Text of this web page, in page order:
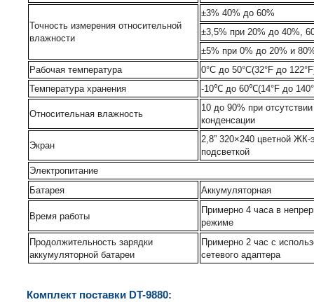
Точность измерения относительной
влажности
±3% 40% до 60%
±3,5% при 20% до 40%,
±5% при 0% до 20% и
Рабочая температура
0°C до 50°C(32°F до
Температура хранения
-10℃ до 60℃(14°F до
Относительная влажность
10 до 90% при отсутствии
конденсации
Экран
2,8” 320×240 цветной ЖК-
подсветкой
Электропитание
Батарея
Аккумуляторная
Время работы
Примерно 4 часа в
режиме
Продолжительность зарядки
аккумуляторной батареи
Примерно 2 час с
сетевого адаптера
Комплект поставки DT-9880: